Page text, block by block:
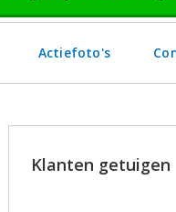
Actiefoto's
Klanten getuigen